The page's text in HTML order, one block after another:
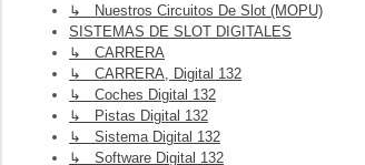
↳ Nuestros Circuitos De Slot (MOPU)
SISTEMAS DE SLOT DIGITALES
↳ CARRERA
↳ CARRERA, Digital 132
↳ Coches Digital 132
↳ Pistas Digital 132
↳ Sistema Digital 132
↳ Software Digital 132